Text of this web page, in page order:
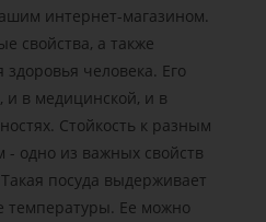
интернет-магазином.
свойства, а также
человека. Его
в медицинской, и в
Стойкость к разным
одно из важных свойств
посуда выдерживает
температуры. Ее можно